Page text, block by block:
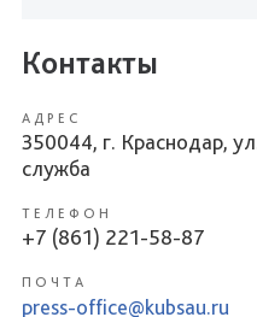
Контакты
АДРЕС
350044, г. Краснодар,
служба
ТЕЛЕФОН
+7 (861) 221-58-87
ПОЧТА
press-office@kubsau.ru